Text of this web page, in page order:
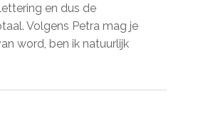
en dus de
Volgens Petra mag je
word, ben ik natuurlijk